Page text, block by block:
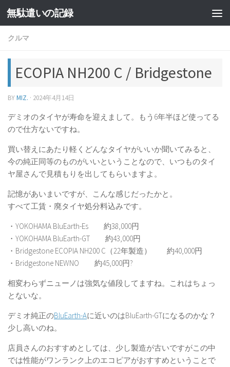
コンテンツへスキップ
無駄遣いの記録
クルマ
ECOPIA NH200 C / Bridgestone
BYMIZ. · 2024年4月14日
デミオのタイヤが寿命を迎えまして。もう6年半ほど使ってる
ので仕方ないですね。
買い替えにあたり軽くどんなタイヤがいいか聞いてみると、
今の純正同等のものがいいということなので、いつものタイ
ヤ屋さんで見積もりを出してもらいますよ。
記憶があいまいですが、こんな感じだったかと。
すべて工賃・廃タイヤ処分料込みです。
・YOKOHAMA BluEarth-Es 約38,000円
・YOKOHAMA BluEarth-GT 約43,000円
・Bridgestone ECOPIA NH200 C（22年製造） 約40,000円
・Bridgestone NEWNO 約45,000円?
相変わらずニューノは強気な値段してますね。これはちょっ
とないな。
デミオ純正のBluEarth-Aに近いのはBluEarth-GTになるのかな？
少し高いのね。
店員さんのおすすめとしては、少し製造が古いですがこの中
では性能がワンランク上のエコピアがおすすめということで